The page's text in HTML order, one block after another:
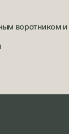
воротником и